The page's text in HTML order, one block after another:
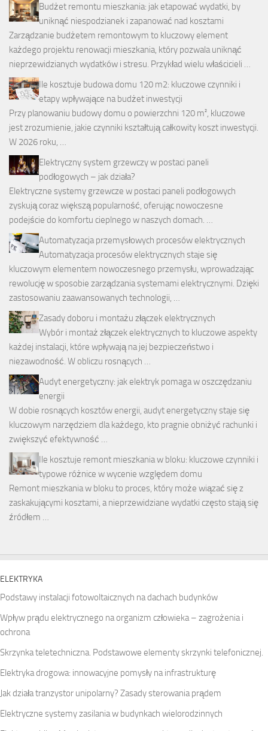
Budżet remontu mieszkania: jak etapować wydatki, by
uniknąć niespodzianek i zapanować nad kosztami
Zarządzanie budżetem remontowym to kluczowy element
każdego projektu renowacji mieszkania, który pozwala uniknąć
nieprzewidzianych wydatków i stresu. Przykład wielu właścicieli …
Ile kosztuje budowa domu 120 m2: kluczowe czynniki i
etapy wpływające na budżet inwestycji
Przy planowaniu budowy domu o powierzchni 120 m², kluczowe
jest zrozumienie, jakie czynniki kształtują całkowity koszt inwestycji.
W 2026 roku, …
Elektryczny system grzewczy w postaci paneli
podłogowych – jak działa?
Elektryczne systemy grzewcze w postaci paneli podłogowych
zyskują coraz większą popularność, oferując nowoczesne
podejście do komfortu cieplnego w naszych domach. …
Automatyzacja przemysłowych procesów elektrycznych
Automatyzacja procesów elektrycznych staje się
kluczowym elementem nowoczesnego przemysłu, wprowadzając
rewolucję w sposobie zarządzania systemami elektrycznymi. Dzięki
zastosowaniu zaawansowanych technologii, …
Zasady doboru i montażu złączek elektrycznych
Wybór i montaż złączek elektrycznych to kluczowe aspekty
każdej instalacji, które wpływają na jej bezpieczeństwo i
niezawodność. W obliczu rosnących …
Audyt energetyczny: jak elektryk pomaga w oszczędzaniu
energii
W dobie rosnących kosztów energii, audyt energetyczny staje się
kluczowym narzędziem dla każdego, kto pragnie obniżyć rachunki i
zwiększyć efektywność …
Ile kosztuje remont mieszkania w bloku: kluczowe czynniki i
typowe różnice w wycenie względem domu
Remont mieszkania w bloku to proces, który może wiązać się z
zaskakującymi kosztami, a nieprzewidziane wydatki często stają się
źródłem …
ELEKTRYKA
Podstawy instalacji fotowoltaicznych na dachach budynków
Wpływ prądu elektrycznego na organizm człowieka – zagrożenia i
ochrona
Skrzynka teletechniczna. Podstawowe elementy skrzynki telefonicznej.
Elektryka drogowa: innowacyjne pomysły na infrastrukturę
Jak działa tranzystor unipolarny? Zasady sterowania prądem
Elektryczne systemy zasilania w budynkach wielorodzinnych